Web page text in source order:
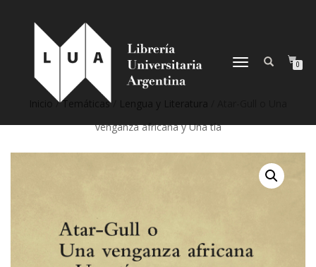
NAVEGACIÓN
0
/Temáticas/
venganza africana y Una tía